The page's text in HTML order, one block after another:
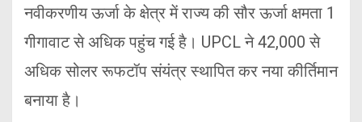
नवीकरणीय ऊर्जा के क्षेत्र में राज्य की सौर ऊर्जा क्षमता 1
गीगावाट से अधिक पहुंच गई है। UPCL ने 42,000 से
अधिक सोलर रूफटॉप संयंत्र स्थापित कर नया कीर्तिमान
बनाया है।